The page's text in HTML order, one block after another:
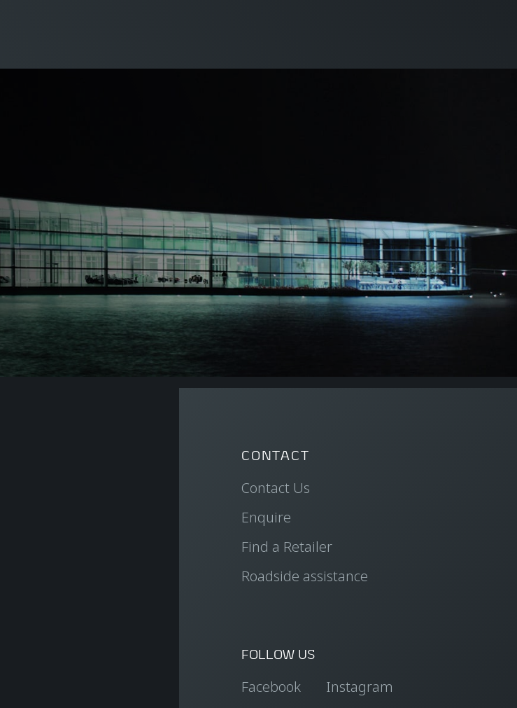
CONTACT
Contact Us
Enquire
Find a Retailer
Roadside assistance
FOLLOW US
Facebook
Instagram